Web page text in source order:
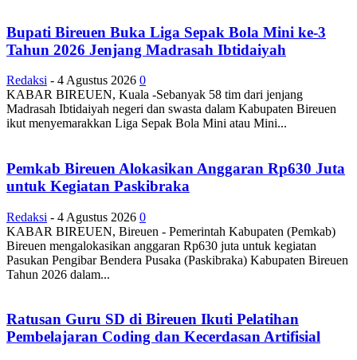
Bupati Bireuen Buka Liga Sepak Bola Mini ke-3
Tahun 2026 Jenjang Madrasah Ibtidaiyah
Redaksi - 4 Agustus 2026 0
KABAR BIREUEN, Kuala -Sebanyak 58 tim dari jenjang
Madrasah Ibtidaiyah negeri dan swasta dalam Kabupaten Bireuen
ikut menyemarakkan Liga Sepak Bola Mini atau Mini...
Pemkab Bireuen Alokasikan Anggaran Rp630 Juta
untuk Kegiatan Paskibraka
Redaksi - 4 Agustus 2026 0
KABAR BIREUEN, Bireuen - Pemerintah Kabupaten (Pemkab)
Bireuen mengalokasikan anggaran Rp630 juta untuk kegiatan
Pasukan Pengibar Bendera Pusaka (Paskibraka) Kabupaten Bireuen
Tahun 2026 dalam...
Ratusan Guru SD di Bireuen Ikuti Pelatihan
Pembelajaran Coding dan Kecerdasan Artifisial